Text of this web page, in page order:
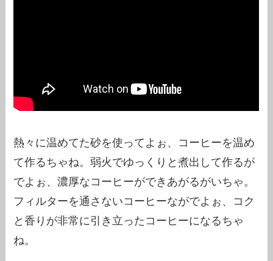
熱々に温めてた砂を使ってよぉ、コーヒーを温め
て作るちゃね。弱火でゆっくりと煮出して作るが
でよぉ、濃厚なコーヒーができあがるがいちゃ。
フィルターを通さないコーヒーながでよぉ、コク
と香りが非常に引き立ったコーヒーになるちゃ
ね。